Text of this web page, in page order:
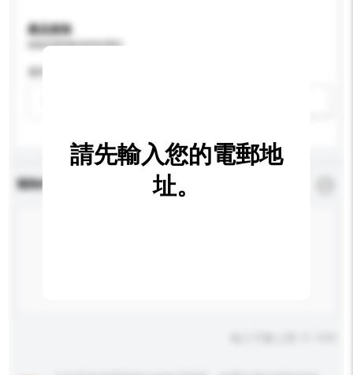
產品規格
請提供您對產品的特定要求。
查詢內容
請先輸入您的電郵地
址。